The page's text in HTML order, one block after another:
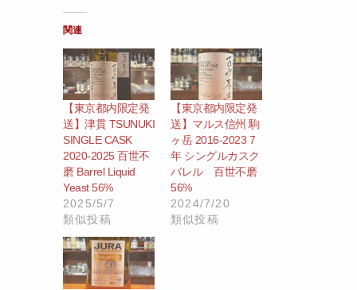
関連
【東京都内限定発
送】津貫 TSUNUKI
SINGLE CASK
2020-2025 百世不
磨 Barrel Liquid
Yeast 56%
2025/5/7
類似投稿
【東京都内限定発
送】マルス信州 駒
ヶ岳 2016-2023 7
年 シングルカスク
バレル 百世不磨
56%
2024/7/20
類似投稿